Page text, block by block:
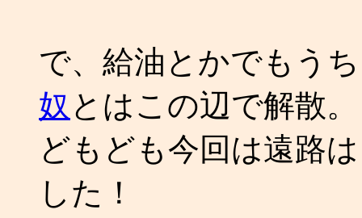
で、給油とかでもう
奴 とはこの辺で解散。
どもども今回は遠路
した！